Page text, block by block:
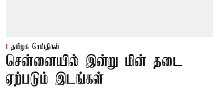
தமிழக செய்திகள்
சென்னையில் இன்று மின் தடை
ஏற்படும் இடங்கள்